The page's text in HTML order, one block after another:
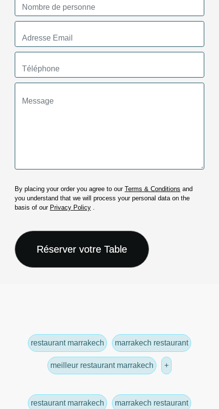
By placing your order you agree to our Terms & Conditions and
you understand that we will process your personal data on the
basis of our Privacy Policy .
restaurant marrakech marrakech restaurant
meilleur restaurant marrakech +
restaurant marrakech marrakech restaurant